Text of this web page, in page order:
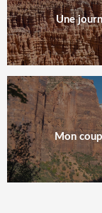
Une
Mon